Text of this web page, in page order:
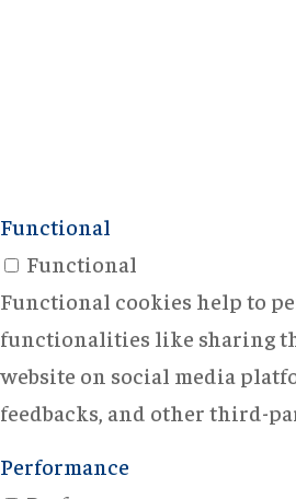
Functional
Functional
Functional cookies help to
functionalities like sharing
website on social media
feedbacks, and other third-
Performance